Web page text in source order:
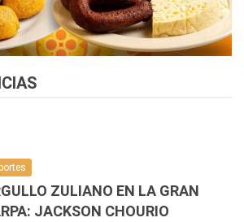
ZULIANO EN LA GRAN
JACKSON CHOURIO